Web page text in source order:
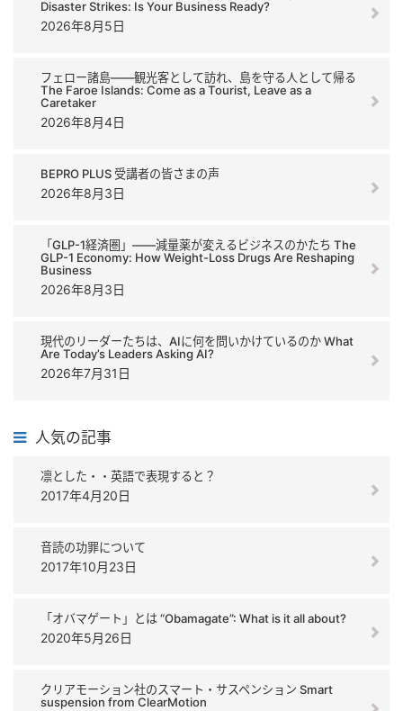
Disaster Strikes: Is Your Business Ready?
2026年8月5日
フェロー諸島――観光客として訪れ、島を守る人として帰る
The Faroe Islands: Come as a Tourist, Leave as a
Caretaker
2026年8月4日
BEPRO PLUS 受講者の皆さまの声
2026年8月3日
「GLP-1経済圏」――減量薬が変えるビジネスのかたち The
GLP-1 Economy: How Weight-Loss Drugs Are Reshaping
Business
2026年8月3日
現代のリーダーたちは、AIに何を問いかけているのか What
Are Today’s Leaders Asking AI?
2026年7月31日
人気の記事
凛とした・・英語で表現すると？
2017年4月20日
音読の功罪について
2017年10月23日
「オバマゲート」とは “Obamagate”: What is it all about?
2020年5月26日
クリアモーション社のスマート・サスペンション Smart
suspension from ClearMotion